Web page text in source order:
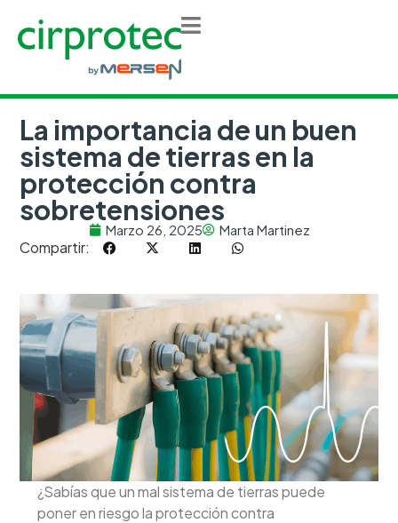
La importancia de un buen
sistema de tierras en la
protección contra
sobretensiones
Marzo 26, 2025 Marta Martinez
Compartir:
¿Sabías que un mal sistema de tierras puede
poner en riesgo la protección contra